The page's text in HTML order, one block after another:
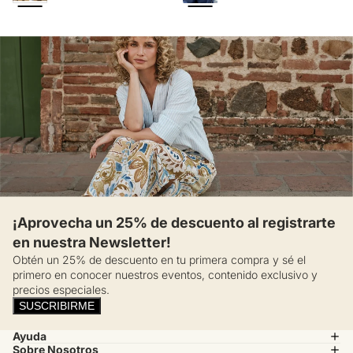
¡Aprovecha un 25% de descuento al registrarte
en nuestra Newsletter!
Obtén un 25% de descuento en tu primera compra y sé el
primero en conocer nuestros eventos, contenido exclusivo y
precios especiales.
SUSCRIBIRME
Ayuda
Sobre Nosotros